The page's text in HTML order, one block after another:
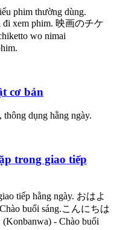
phim thường dùng.
đi xem phim. 映画のチケ
wo nimai
cơ bản
dụng hằng ngày.
trong giao tiếp
tiếp hằng ngày. おはよ
buổi sáng.こんにちは
- Chào buổi